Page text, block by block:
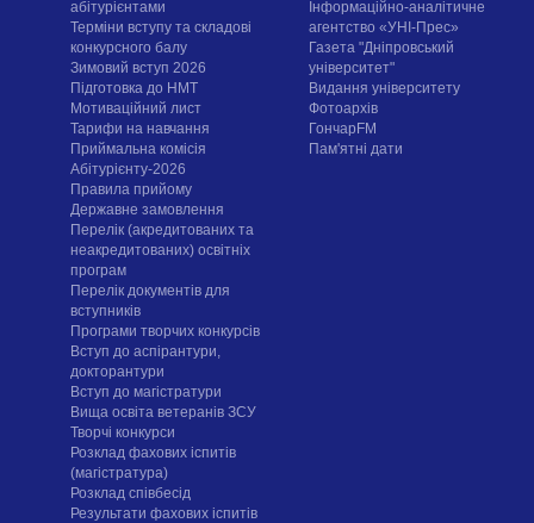
абітурієнтами
Терміни вступу та складові
конкурсного балу
Зимовий вступ 2026
Підготовка до НМТ
Мотиваційний лист
Тарифи на навчання
Приймальна комісія
Абітурієнту-2026
Правила прийому
Державне замовлення
Перелік (акредитованих та
неакредитованих) освітніх
програм
Перелік документів для
вступників
Програми творчих конкурсiв
Вступ до аспірантури,
докторантури
Вступ до магістратури
Вища освіта ветеранів ЗСУ
Творчі конкурси
Розклад фахових іспитів
(магістратура)
Розклад співбесід
Результати фахових іспитів
Інформаційно-аналітичне
агентство «УНІ-Прес»
Газета "Дніпровський
університет"
Видання університету
Фотоархів
ГончарFM
Пам'ятні дати